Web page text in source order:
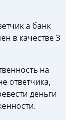
а банк
в качестве 3
на
ответчика,
деньги